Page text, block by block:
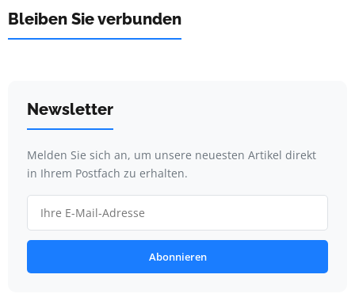
Bleiben Sie verbunden
Newsletter
Melden Sie sich an, um unsere neuesten Artikel direkt
in Ihrem Postfach zu erhalten.
Abonnieren